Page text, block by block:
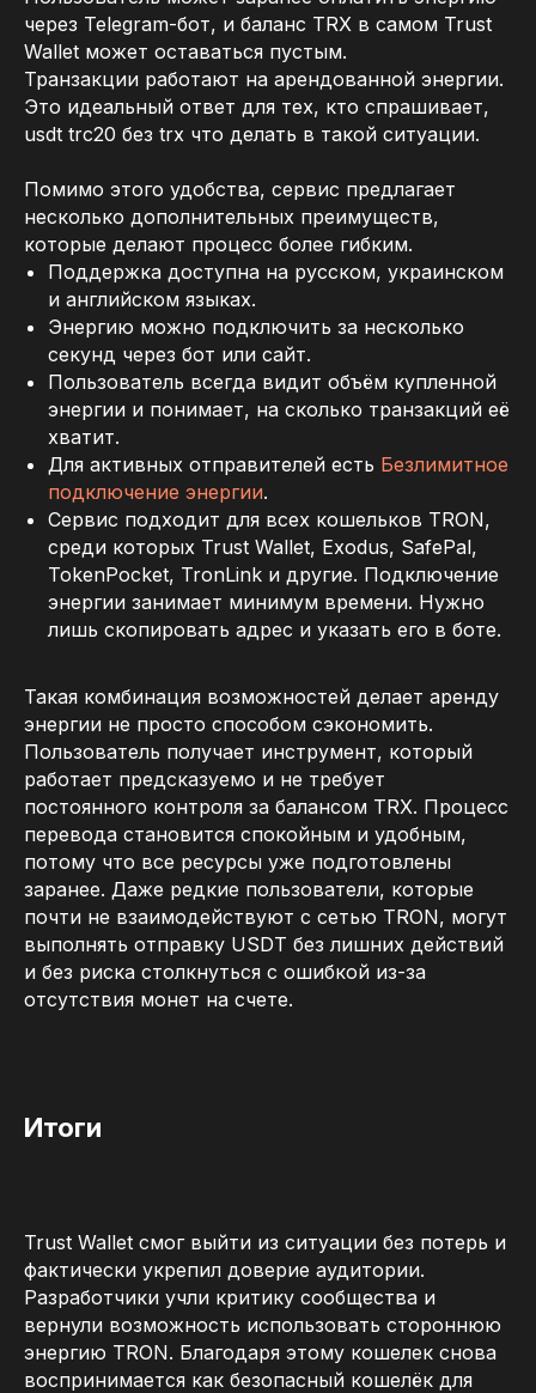
через Telegram-бот, и баланс TRX в самом Trust
Wallet может оставаться пустым.
Транзакции работают на арендованной энергии.
Это идеальный ответ для тех, кто спрашивает,
usdt trc20 без trx что делать в такой ситуации.
Помимо этого удобства, сервис предлагает
несколько дополнительных преимуществ,
которые делают процесс более гибким.
Поддержка доступна на русском, украинском
и английском языках.
Энергию можно подключить за несколько
секунд через бот или сайт.
Пользователь всегда видит объём купленной
энергии и понимает, на сколько транзакций её
хватит.
Для активных отправителей есть Безлимитное
подключение энергии.
Сервис подходит для всех кошельков TRON,
среди которых Trust Wallet, Exodus, SafePal,
TokenPocket, TronLink и другие. Подключение
энергии занимает минимум времени. Нужно
лишь скопировать адрес и указать его в боте.
Такая комбинация возможностей делает аренду
энергии не просто способом сэкономить.
Пользователь получает инструмент, который
работает предсказуемо и не требует
постоянного контроля за балансом TRX. Процесс
перевода становится спокойным и удобным,
потому что все ресурсы уже подготовлены
заранее. Даже редкие пользователи, которые
почти не взаимодействуют с сетью TRON, могут
выполнять отправку USDT без лишних действий
и без риска столкнуться с ошибкой из-за
отсутствия монет на счете.
Итоги
Trust Wallet смог выйти из ситуации без потерь и
фактически укрепил доверие аудитории.
Разработчики учли критику сообщества и
вернули возможность использовать стороннюю
энергию TRON. Благодаря этому кошелек снова
воспринимается как безопасный кошелёк для